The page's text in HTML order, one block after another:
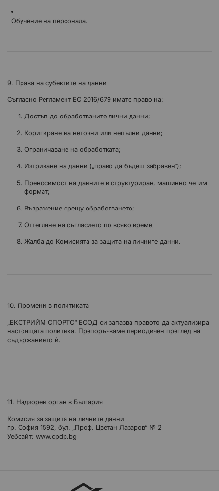
Обучение на персонала.
9. Права на субектите на данни
Съгласно Регламент ЕС 2016/679 имате право на:
Достъп до обработваните лични данни;
Коригиране на неточни или непълни данни;
Ограничаване на обработката;
Изтриване на данни („право да бъдеш забравен“);
Преносимост на данните в структуриран, машинно четим
формат;
Възражение срещу обработването;
Оттегляне на съгласието по всяко време;
Жалба до Комисията за защита на личните данни.
10. Промени в политиката
„ЕКСТРИЙМ СПОРТС“ ЕООД си запазва правото да актуализира
настоящата политика. Препоръчваме периодичен преглед на
съдържанието ѝ.
11. Надзорен орган в България
Комисия за защита на личните данни
гр. София 1592, бул. „Проф. Цветан Лазаров“ № 2
Уебсайт: www.cpdp.bg